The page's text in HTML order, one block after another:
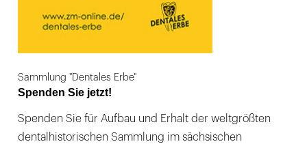
Sammlung "Dentales Erbe"
Spenden Sie jetzt!
Spenden Sie für Aufbau und Erhalt der weltgrößten
dentalhistorischen Sammlung im sächsischen